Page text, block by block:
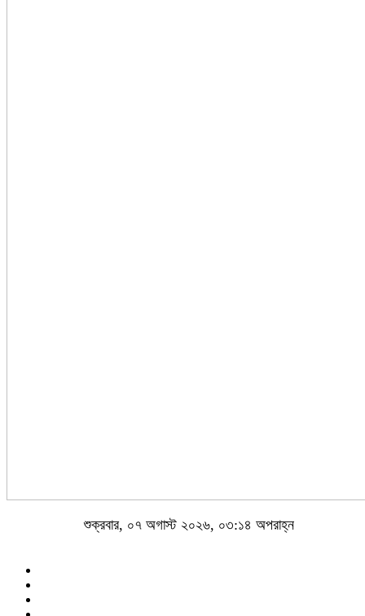
শুক্রবার, ০৭ অগাস্ট ২০২৬, ০৩:১৪ অপরাহ্ন